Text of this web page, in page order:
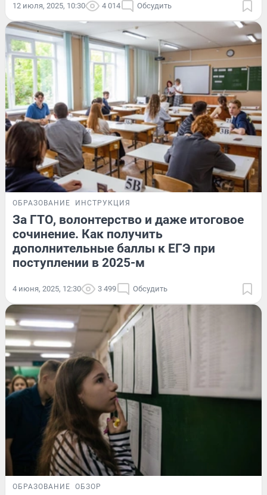
12 июля, 2025, 10:30 4 014 Обсудить
ОБРАЗОВАНИЕ ИНСТРУКЦИЯ
За ГТО, волонтерство и даже итоговое
сочинение. Как получить
дополнительные баллы к ЕГЭ при
поступлении в 2025-м
4 июня, 2025, 12:30 3 499 Обсудить
ОБРАЗОВАНИЕ ОБЗОР